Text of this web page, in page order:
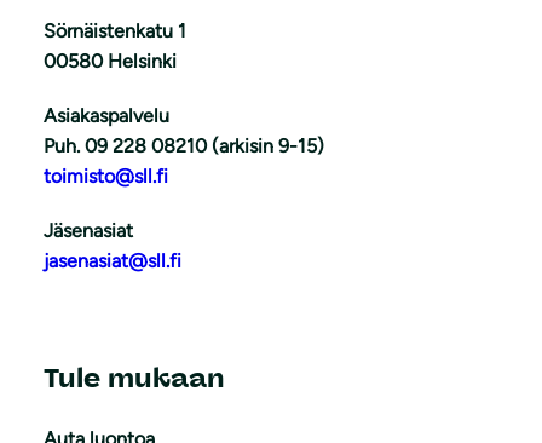
Sörnäistenkatu 1
00580 Helsinki
Asiakaspalvelu
Puh. 09 228 08210 (arkisin 9-15)
toimisto@sll.fi
Jäsenasiat
jasenasiat@sll.fi
Tule mukaan